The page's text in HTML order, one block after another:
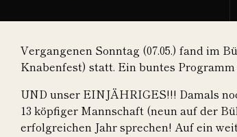
Vergangenen Sonntag (07.05.) fand im
Knabenfest) statt. Ein buntes
UND unser EINJÄHRIGES!!! Damals
13 köpfiger Mannschaft (neun auf der
erfolgreichen Jahr sprechen! Auf ein